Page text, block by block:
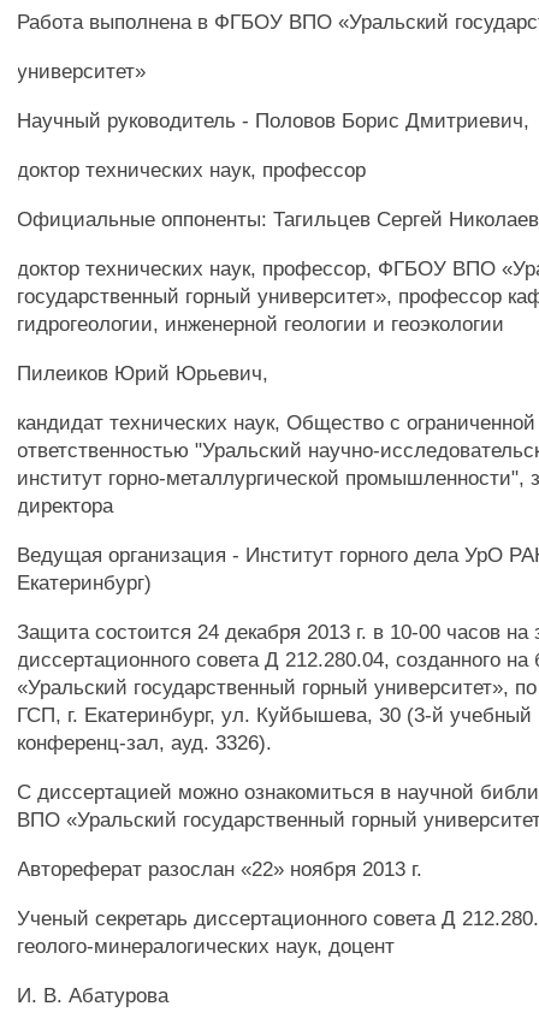
Работа выполнена в ФГБОУ ВПО «Уральский
университет»
Научный руководитель - Половов Борис Дмитриевич,
доктор технических наук, профессор
Официальные оппоненты: Тагильцев Сергей
доктор технических наук, профессор, ФГБОУ ВПО
государственный горный университет», профессор
гидрогеологии, инженерной геологии и геоэкологии
Пилеиков Юрий Юрьевич,
кандидат технических наук, Общество с ограниченной
ответственностью "Уральский научно-
институт горно-металлургической промышленности",
директора
Ведущая организация - Институт горного дела УрО
Екатеринбург)
Защита состоится 24 декабря 2013 г. в 10-00 часов на
диссертационного совета Д 212.280.04, созданного
«Уральский государственный горный университет»,
ГСП, г. Екатеринбург, ул. Куйбышева, 30 (3-й учебный
конференц-зал, ауд. 3326).
С диссертацией можно ознакомиться в научной
ВПО «Уральский государственный горный
Автореферат разослан «22» ноября 2013 г.
Ученый секретарь диссертационного совета Д
геолого-минералогических наук, доцент
И. В. Абатурова